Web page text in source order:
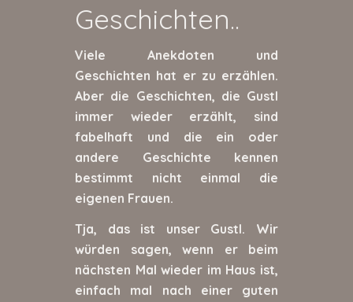
Geschichten..
Viele Anekdoten und
Geschichten hat er zu erzählen.
Aber die Geschichten, die Gustl
immer wieder erzählt, sind
fabelhaft und die ein oder
andere Geschichte kennen
bestimmt nicht einmal die
eigenen Frauen.
Tja, das ist unser Gustl. Wir
würden sagen, wenn er beim
nächsten Mal wieder im Haus ist,
einfach mal nach einer guten